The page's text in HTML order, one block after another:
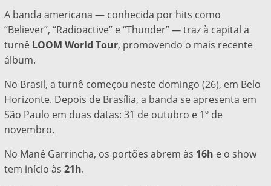
A banda americana — conhecida por hits como
“Believer”, “Radioactive” e “Thunder”—traz à capital a
turnê LOOM World Tour, promovendo o mais recente
álbum.
No Brasil, a turnê começou neste domingo (26), em Belo
Horizonte. Depois de Brasília, a banda se apresenta em
São Paulo em duas datas: 31 de outubro e 1º de
novembro.
No Mané Garrincha, os portões abrem às 16h e o show
tem início às 21h.